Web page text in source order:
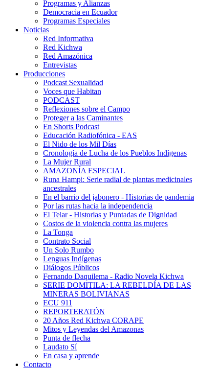
Programas y Alianzas
Democracia en Ecuador
Programas Especiales
Noticias
Red Informativa
Red Kichwa
Red Amazónica
Entrevistas
Producciones
Podcast Sexualidad
Voces que Habitan
PODCAST
Reflexiones sobre el Campo
Proteger a las Caminantes
En Shorts Podcast
Educación Radiofónica - EAS
El Nido de los Mil Días
Cronología de Lucha de los Pueblos Indígenas
La Mujer Rural
AMAZONÍA ESPECIAL
Runa Hampi: Serie radial de plantas medicinales
ancestrales
En el barrio del jabonero - Historias de pandemia
Por las rutas hacia la independencia
El Telar - Historias y Puntadas de Dignidad
Costos de la violencia contra las mujeres
La Tonga
Contrato Social
Un Solo Rumbo
Lenguas Indígenas
Diálogos Públicos
Fernando Daquilema - Radio Novela Kichwa
SERIE DOMITILA: LA REBELDÍA DE LAS
MINERAS BOLIVIANAS
ECU 911
REPORTERATÓN
20 Años Red Kichwa CORAPE
Mitos y Leyendas del Amazonas
Punta de flecha
Laudato Sí
En casa y aprende
Contacto